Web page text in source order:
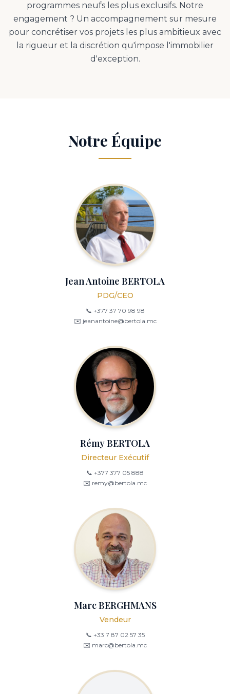
programmes neufs les plus exclusifs. Notre
engagement ? Un accompagnement sur mesure
pour concrétiser vos projets les plus ambitieux avec
la rigueur et la discrétion qu'impose l'immobilier
d'exception.
Notre Équipe
Jean Antoine BERTOLA
PDG/CEO
📞 +377 37 70 98 98
✉️ jeanantoine@bertola.mc
Rémy BERTOLA
Directeur Exécutif
📞 +377 377 05 888
✉️ remy@bertola.mc
Marc BERGHMANS
Vendeur
📞 +33 7 87 02 57 35
✉️ marc@bertola.mc